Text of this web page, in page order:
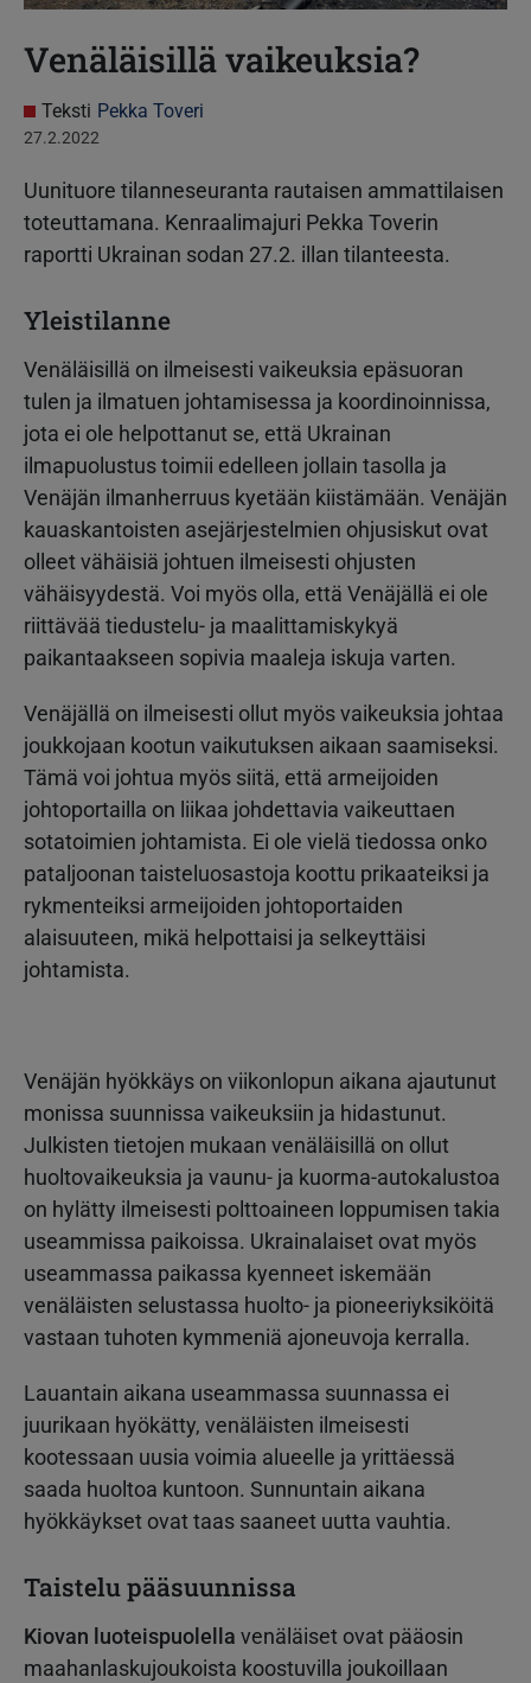
Venäläisillä vaikeuksia?
Teksti Pekka Toveri
27.2.2022
Uunituore tilanneseuranta rautaisen ammattilaisen
toteuttamana. Kenraalimajuri Pekka Toverin
raportti Ukrainan sodan 27.2. illan tilanteesta.
Yleistilanne
Venäläisillä on ilmeisesti vaikeuksia epäsuoran
tulen ja ilmatuen johtamisessa ja koordinoinnissa,
jota ei ole helpottanut se, että Ukrainan
ilmapuolustus toimii edelleen jollain tasolla ja
Venäjän ilmanherruus kyetään kiistämään. Venäjän
kauaskantoisten asejärjestelmien ohjusiskut ovat
olleet vähäisiä johtuen ilmeisesti ohjusten
vähäisyydestä. Voi myös olla, että Venäjällä ei ole
riittävää tiedustelu- ja maalittamiskykyä
paikantaakseen sopivia maaleja iskuja varten.
Venäjällä on ilmeisesti ollut myös vaikeuksia johtaa
joukkojaan kootun vaikutuksen aikaan saamiseksi.
Tämä voi johtua myös siitä, että armeijoiden
johtoportailla on liikaa johdettavia vaikeuttaen
sotatoimien johtamista. Ei ole vielä tiedossa onko
pataljoonan taisteluosastoja koottu prikaateiksi ja
rykmenteiksi armeijoiden johtoportaiden
alaisuuteen, mikä helpottaisi ja selkeyttäisi
johtamista.
Venäjän hyökkäys on viikonlopun aikana ajautunut
monissa suunnissa vaikeuksiin ja hidastunut.
Julkisten tietojen mukaan venäläisillä on ollut
huoltovaikeuksia ja vaunu- ja kuorma-autokalustoa
on hylätty ilmeisesti polttoaineen loppumisen takia
useammissa paikoissa. Ukrainalaiset ovat myös
useammassa paikassa kyenneet iskemään
venäläisten selustassa huolto- ja pioneeriyksiköitä
vastaan tuhoten kymmeniä ajoneuvoja kerralla.
Lauantain aikana useammassa suunnassa ei
juurikaan hyökätty, venäläisten ilmeisesti
kootessaan uusia voimia alueelle ja yrittäessä
saada huoltoa kuntoon. Sunnuntain aikana
hyökkäykset ovat taas saaneet uutta vauhtia.
Taistelu pääsuunnissa
Kiovan luoteispuolella venäläiset ovat pääosin
maahanlaskujoukoista koostuvilla joukoillaan